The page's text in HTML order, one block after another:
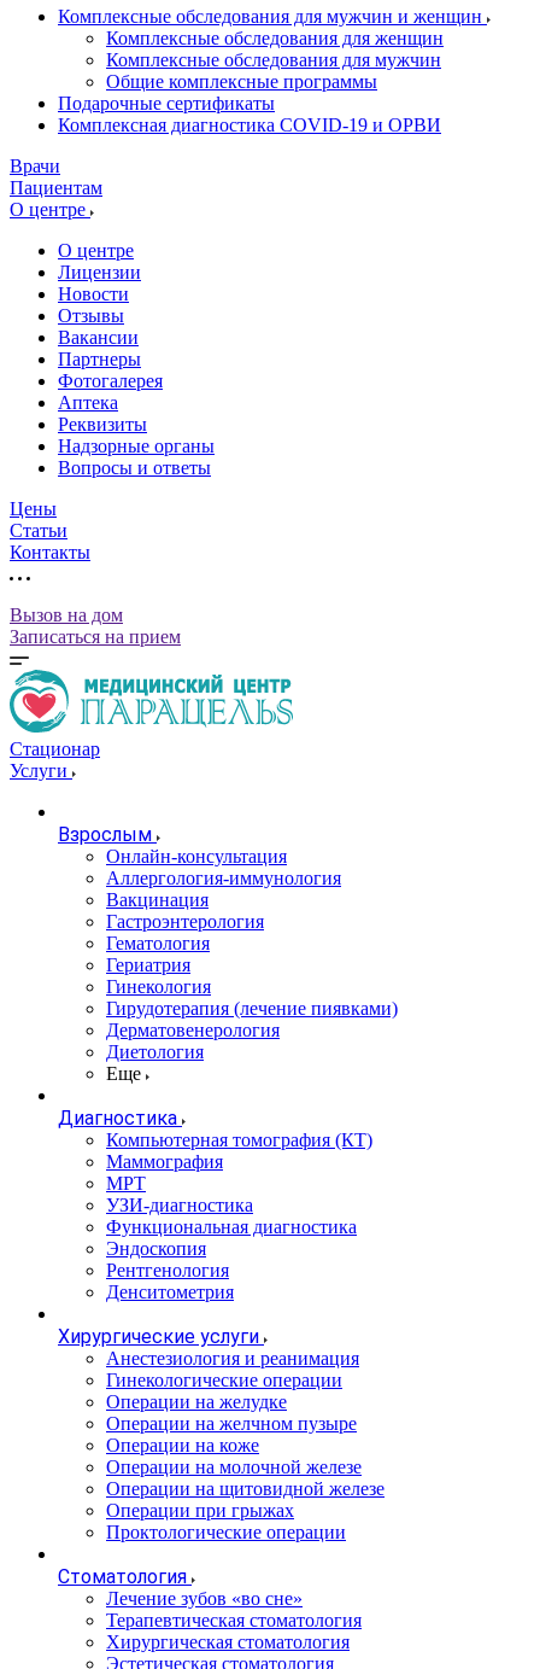
Комплексные обследования для мужчин и женщин
Комплексные обследования для женщин
Комплексные обследования для мужчин
Общие комплексные программы
Подарочные сертификаты
Комплексная диагностика COVID-19 и ОРВИ
Врачи
Пациентам
О центре
О центре
Лицензии
Новости
Отзывы
Вакансии
Партнеры
Фотогалерея
Аптека
Реквизиты
Надзорные органы
Вопросы и ответы
Цены
Статьи
Контакты
Вызов на дом
Записаться на прием
Стационар
Услуги
Взрослым
Онлайн-консультация
Аллергология-иммунология
Вакцинация
Гастроэнтерология
Гематология
Гериатрия
Гинекология
Гирудотерапия (лечение пиявками)
Дерматовенерология
Диетология
Еще
Диагностика
Компьютерная томография (КТ)
Маммография
МРТ
УЗИ-диагностика
Функциональная диагностика
Эндоскопия
Рентгенология
Денситометрия
Хирургические услуги
Анестезиология и реанимация
Гинекологические операции
Операции на желудке
Операции на желчном пузыре
Операции на коже
Операции на молочной железе
Операции на щитовидной железе
Операции при грыжах
Проктологические операции
Стоматология
Лечение зубов «во сне»
Терапевтическая стоматология
Хирургическая стоматология
Эстетическая стоматология